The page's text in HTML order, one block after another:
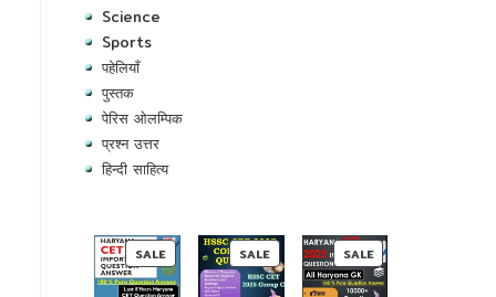
Science
Sports
पहेलियाँ
पुस्तक
पेरिस ओलम्पिक
प्रश्न उत्तर
हिन्दी साहित्य
SALEPRODUCT
ON
SALEPRODUCT
ON
SALEPRODUCT
ON